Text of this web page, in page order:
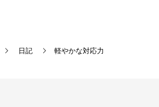
日記 軽やかな対応力